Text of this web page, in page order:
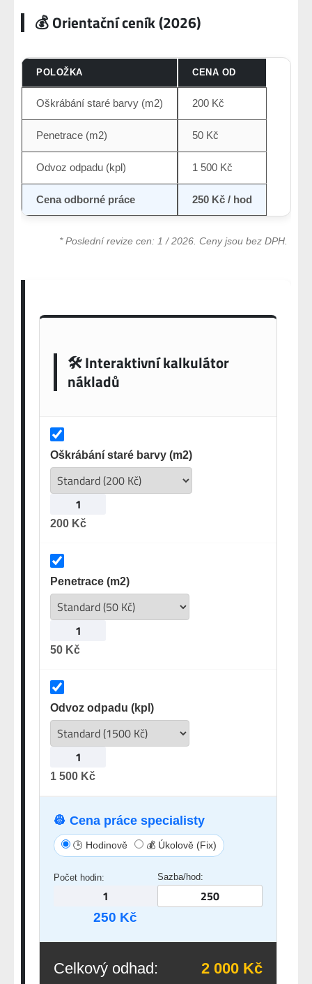
💰 Orientační ceník (2026)
POLOŽKA CENA OD
Oškrábání staré barvy (m2) 200 Kč
Penetrace (m2) 50 Kč
Odvoz odpadu (kpl) 1 500 Kč
Cena odborné práce 250 Kč / hod
* Poslední revize cen: 1 / 2026. Ceny jsou bez DPH.
🛠️ Interaktivní kalkulátor
nákladů
Oškrábání staré barvy (m2)
200 Kč
Penetrace (m2)
50 Kč
Odvoz odpadu (kpl)
1 500 Kč
👷 Cena práce specialisty
🕒 Hodinově 💰 Úkolově (Fix)
Počet hodin: Sazba/hod:
250 Kč
Celkový odhad: 2 000 Kč